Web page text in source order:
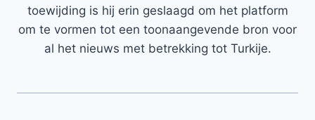
toewijding is hij erin geslaagd om het platform
om te vormen tot een toonaangevende bron voor
al het nieuws met betrekking tot Turkije.